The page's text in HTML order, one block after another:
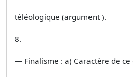
téléologique (argument ).
8.
— Finalisme : a) Caractère de